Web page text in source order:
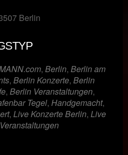
Berlin
, Berlin, Berlin am
, Berlin Konzerte, Berlin
, Berlin Veranstaltungen,
Tegel, Handgemacht,
, Live Konzerte Berlin, Live
Veranstaltungen